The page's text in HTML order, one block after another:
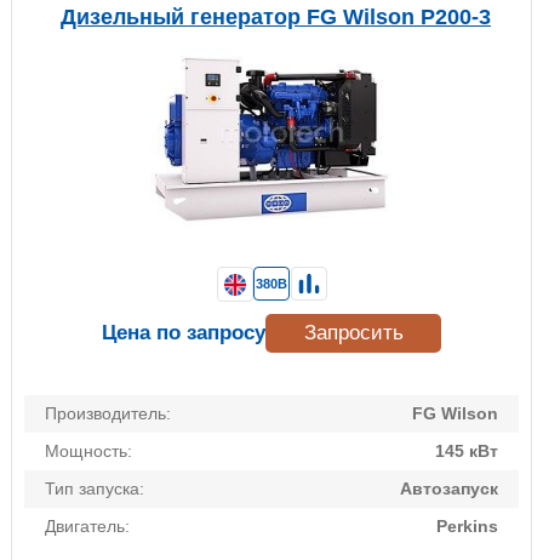
Дизельный генератор FG Wilson P200-3
Производитель:
FG Wilson
Мощность:
145 кВт
Тип запуска:
Автозапуск
Двигатель:
Perkins
380В
Цена по запросу Запросить